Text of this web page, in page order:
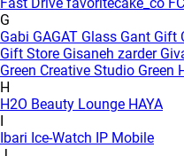
G
Gabi GAGAT Glass Gant Gift
Gift Store Gisaneh zarder
Green Creative Studio Green
H
H2O Beauty Lounge HAYA
I
Ibari Ice-Watch IP Mobile